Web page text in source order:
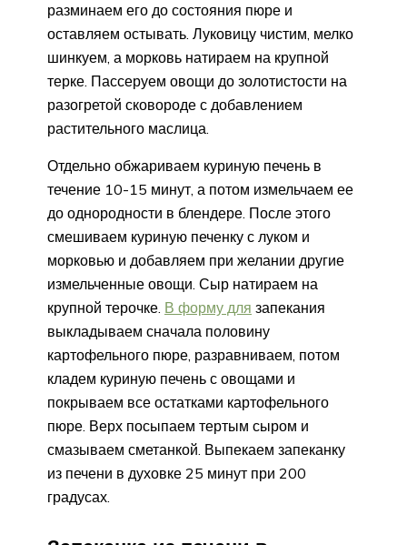
разминаем его до состояния пюре и
оставляем остывать. Луковицу чистим, мелко
шинкуем, а морковь натираем на крупной
терке. Пассеруем овощи до золотистости на
разогретой сковороде с добавлением
растительного маслица.
Отдельно обжариваем куриную печень в
течение 10-15 минут, а потом измельчаем ее
до однородности в блендере. После этого
смешиваем куриную печенку с луком и
морковью и добавляем при желании другие
измельченные овощи. Сыр натираем на
крупной терочке. В форму для запекания
выкладываем сначала половину
картофельного пюре, разравниваем, потом
кладем куриную печень с овощами и
покрываем все остатками картофельного
пюре. Верх посыпаем тертым сыром и
смазываем сметанкой. Выпекаем запеканку
из печени в духовке 25 минут при 200
градусах.